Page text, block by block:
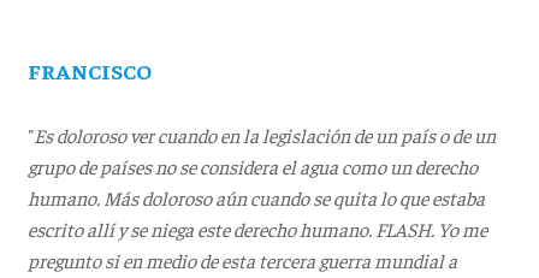
FRANCISCO
"Es doloroso ver cuando en la legislación de un país o de un
grupo de países no se considera el agua como un derecho
humano. Más doloroso aún cuando se quita lo que estaba
escrito allí y se niega este derecho humano. FLASH. Yo me
pregunto si en medio de esta tercera guerra mundial a